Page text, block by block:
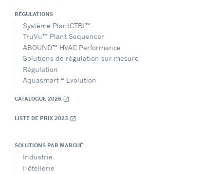
RÉGULATIONS
Système PlantCTRL™
TruVu™ Plant Sequencer
ABOUND™ HVAC Performance
Solutions de régulation sur-mesure
Régulation
Aquasmart™ Evolution
CATALOGUE 2026 open_in_new
LISTE DE PRIX 2023 open_in_new
SOLUTIONS PAR MARCHÉ
Industrie
Hôtellerie